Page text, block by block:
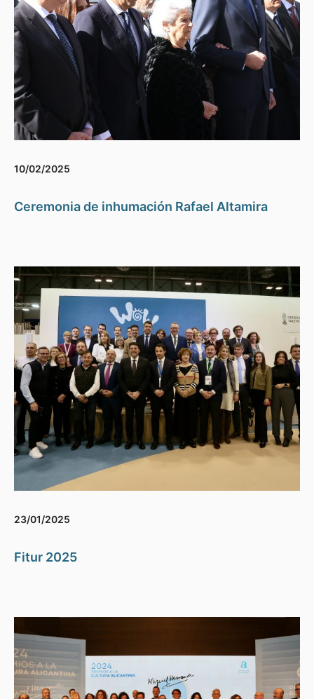
10/02/2025
Ceremonia de inhumación Rafael Altamira
23/01/2025
Fitur 2025